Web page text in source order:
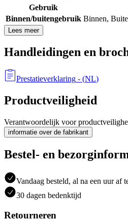
Gebruik
Binnen/buitengebruik Binnen,
Lees meer
Handleidingen en
Prestatieverklaring - (NL)
Productveiligheid
Verantwoordelijk voor
informatie over de fabrikant
Bestel- en
Vandaag besteld, al na een uur af
30 dagen bedenktijd
Retourneren